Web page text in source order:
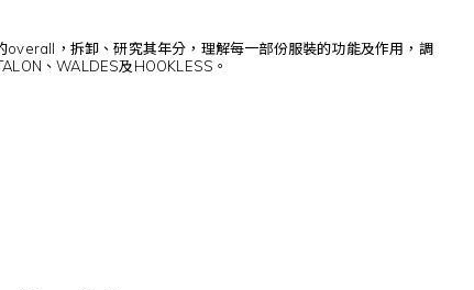
，拆卸、研究其年分，理解每一部份服裝的功能及作用，調
、WALDES及HOOKLESS。